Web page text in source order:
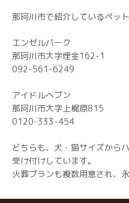
那珂川市で紹介しているペッ
エンゼルパーク
那珂川市大字埋金162-1
092-561-6249
アイドルヘブン
那珂川市大字上梶原815
0120-333-454
どちらも、犬・猫サイズから
受け付けしています。
火葬プランも複数用意され、